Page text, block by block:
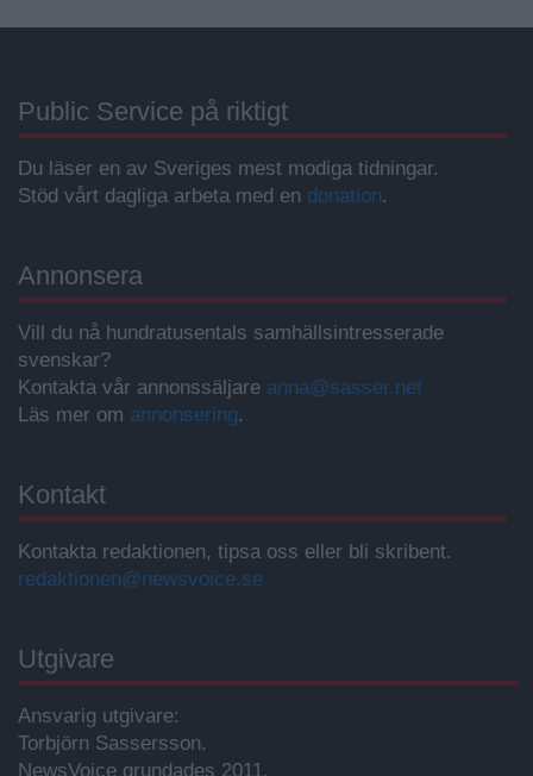
Public Service på riktigt
Du läser en av Sveriges mest modiga tidningar.
Stöd vårt dagliga arbeta med en donation.
Annonsera
Vill du nå hundratusentals samhällsintresserade
svenskar?
Kontakta vår annonssäljare anna@sasser.net
Läs mer om annonsering.
Kontakt
Kontakta redaktionen, tipsa oss eller bli skribent.
redaktionen@newsvoice.se
Utgivare
Ansvarig utgivare:
Torbjörn Sassersson.
NewsVoice grundades 2011.